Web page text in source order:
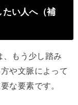
い人へ（補
もう少し踏み
や文脈によって
な要素です。